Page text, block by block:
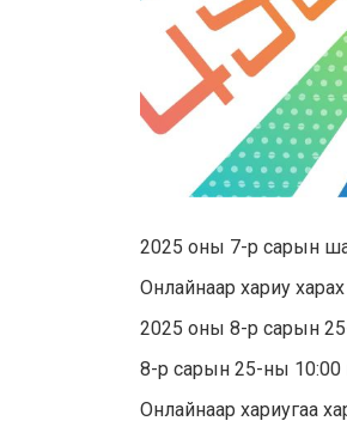
2025 оны 7-р сарын
Онлайнаар хариу харах
2025 оны 8-р сарын
8-р сарын 25-ны 10:00
Онлайнаар хариугаа